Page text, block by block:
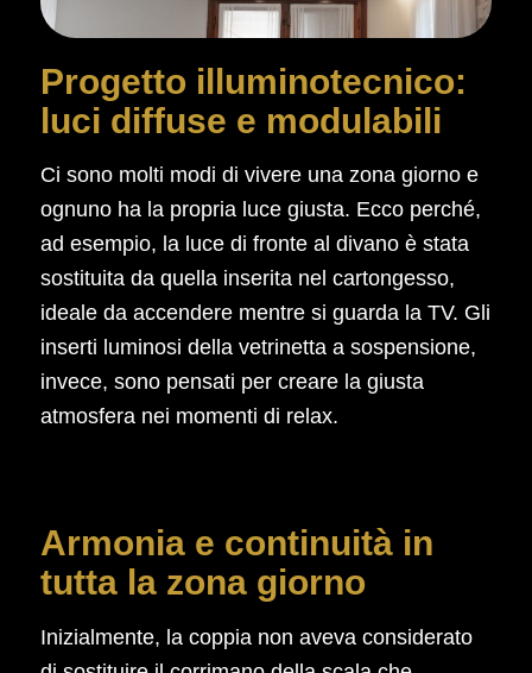
Progetto illuminotecnico:
luci diffuse e modulabili
Ci sono molti modi di vivere una zona giorno e
ognuno ha la propria luce giusta. Ecco perché,
ad esempio, la luce di fronte al divano è stata
sostituita da quella inserita nel cartongesso,
ideale da accendere mentre si guarda la TV. Gli
inserti luminosi della vetrinetta a sospensione,
invece, sono pensati per creare la giusta
atmosfera nei momenti di relax.
Armonia e continuità in
tutta la zona giorno
Inizialmente, la coppia non aveva considerato